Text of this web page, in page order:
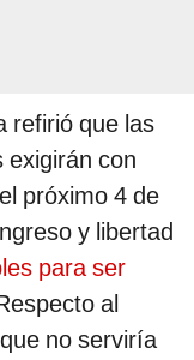
refirió que las
exigirán con
próximo 4 de
y libertad
para ser
al
no serviría